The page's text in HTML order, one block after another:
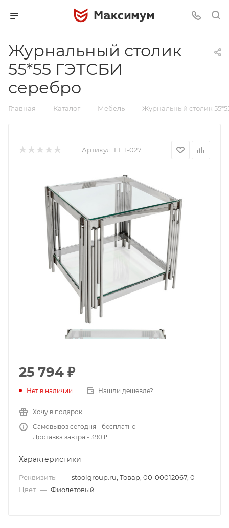
Журнальный столик
55*55 ГЭТСБИ
серебро
Главная — Каталог — Мебель — Журнальный столик
Артикул: EET-027
25 794 ₽
Нет в наличии Нашли дешевле?
Хочу в подарок
Самовывоз сегодня - бесплатно
Доставка завтра - 390 ₽
Характеристики
Реквизиты — stoolgroup.ru, Товар, 00-00012067, 0
Цвет — Фиолетовый